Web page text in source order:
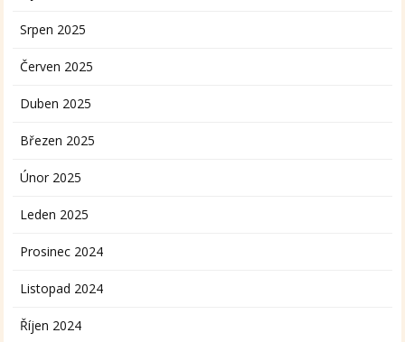
Srpen 2025
Červen 2025
Duben 2025
Březen 2025
Únor 2025
Leden 2025
Prosinec 2024
Listopad 2024
Říjen 2024